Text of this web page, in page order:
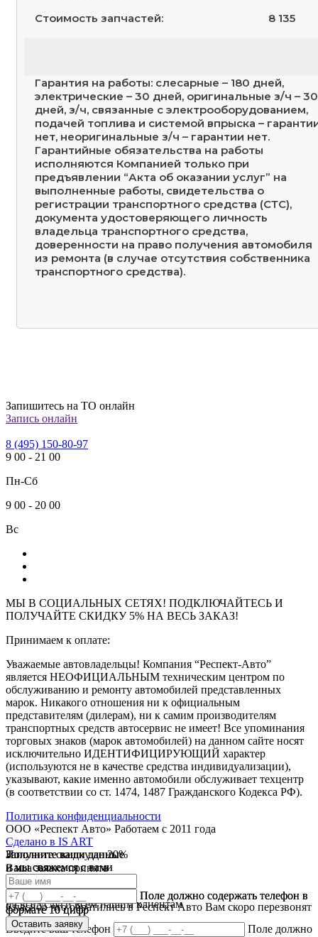
Стоимость запчастей: 8 135
Гарантия на работы: слесарные – 180 дней,
электрические – 30 дней, оригинальные з/ч – 30
дней, з/ч, связанные с электрооборудованием,
подачей топлива и системой впрыска –
нет, неоригинальные з/ч – гарантии нет.
Гарантийные обязательства на работы
исполняются Компанией только при
предъявлении “Акта об оказании услуг” на
выполненные работы, свидетельства о
регистрации транспортного средства (СТС),
документа удостоверяющего личность
владельца транспортного средства,
доверенности на право получения автомобиля
из ремонта (в случае отсутствия собственника
транспортного средства).
Запишитесь на ТО онлайн
Запись онлайн
8 (495) 150-80-97
9 00 - 21 00
Пн-Сб
9 00 - 20 00
Вс
МЫ В СОЦИАЛЬНЫХ СЕТЯХ! ПОДКЛЮЧАЙТЕСЬ И
ПОЛУЧАЙТЕ СКИДКУ 5% НА ВЕСЬ ЗАКАЗ!
Принимаем к оплате:
Уважаемые автовладельцы! Компания “Респект-Авто”
является НЕОФИЦИАЛЬНЫМ техническим центром по
обслуживанию и ремонту автомобилей представленных
марок. Никакого отношения ни к официальным
представителям (дилерам), ни к самим производителям
транспортных средств автосервис не имеет! Все упоминания
торговых знаков (марок автомобилей) на данном сайте носят
исключительно ИДЕНТИФИЦИРУЮЩИЙ характер
(используются не в качестве средства индивидуализации),
указывают, какие именно автомобили обслуживает техцентр
(в соответствии со ст. 1474, 1487 Гражданского Кодекса РФ).
Политика конфиденциальности
ООО «Респект Авто» Работаем с 2011 года
Сделано в IS ART
Заполните ваши данные
и мы свяжемся с вами
Поле должно содержать телефон в
формате 10 цифр
Оставить заявку
Получите скидку до 20%
В течении 10 дней
мы предоставляем скидку
на все услуги всем нашим клиентам
Введите ваш телефон
Поле должно
Заполните ваши данные
и мы свяжемся с вами
Поле должно содержать телефон в
формате 10 цифр
Оставить заявку
✓
Ваша заявка принята
✓
Ваш ответ принят
Спасибо что обратились в Респект Авто Вам скоро перезвонят